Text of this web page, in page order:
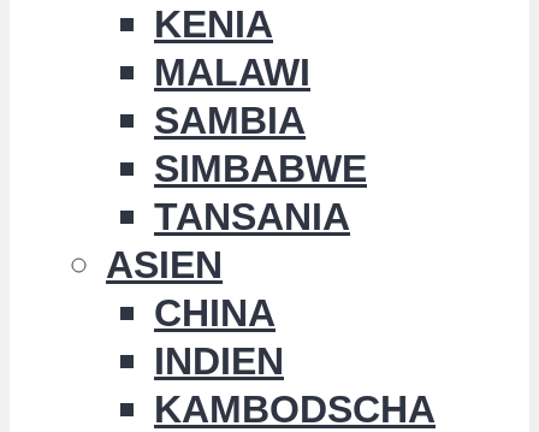
KENIA
MALAWI
SAMBIA
SIMBABWE
TANSANIA
ASIEN
CHINA
INDIEN
KAMBODSCHA